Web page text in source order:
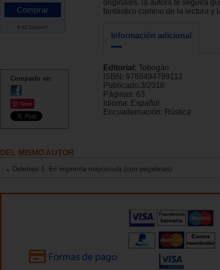
8.88 Dólares*
Compartir en:
Save
originales, la autora te seguirá
fantástico camino de la lectura y
Información adicional
Editorial: Tobogán
ISBN: 9788494799112
Publicado:3/2018
Páginas: 63
Idioma: Español
Encuadernación: Rústica
DEL MISMO AUTOR
Deletreo 1. En imprenta mayúscula (con pegatinas)